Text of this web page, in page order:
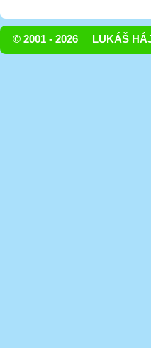
© 2001 - 2026 LUKÁŠ